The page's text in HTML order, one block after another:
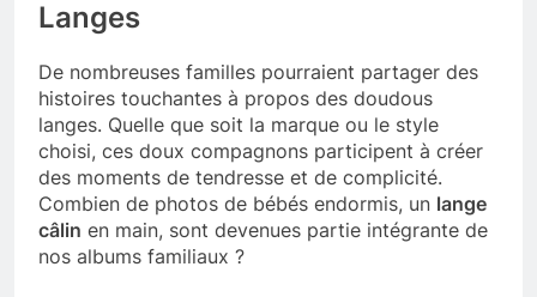
Langes
De nombreuses familles pourraient partager des
histoires touchantes à propos des doudous
langes. Quelle que soit la marque ou le style
choisi, ces doux compagnons participent à créer
des moments de tendresse et de complicité.
Combien de photos de bébés endormis, un lange
câlin en main, sont devenues partie intégrante de
nos albums familiaux ?